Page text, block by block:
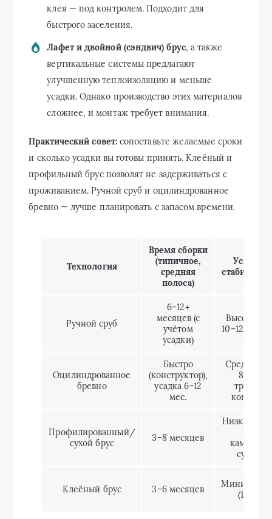
клея — под контролем. Подходит для
быстрого заселения.
Лафет и двойной (сэндвич) брус, а также
вертикальные системы предлагают
улучшенную теплоизоляцию и меньше
усадки. Однако производство этих материалов
сложнее, и монтаж требует внимания.
Практический совет:сопоставьте желаемые сроки
и сколько усадки вы готовы принять. Клеёный и
профильный брус позволят не задерживаться с
проживанием. Ручной сруб и оцилиндрованное
бревно — лучше планировать с запасом времени.
Технология
Время сборки
(типичное,
средняя
полоса)
Усадка/
Ручной сруб
6–12+
месяцев (с
учётом
усадки)
Высокая
10–12% за
Оцилиндрованное
бревно
Быстро
(конструктор),
усадка 6–12
мес.
Средняя
8%) —
требует
контроля
Профилированный/
сухой брус
3–8 месяцев
Низкая
при
камерной
сушке)
Клеёный брус 3–6 месяцев
(1–2%)